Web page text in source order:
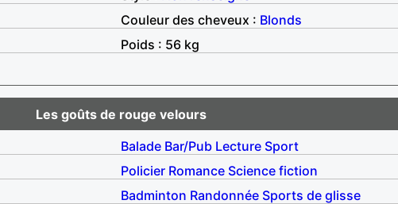
Couleur des cheveux : Blonds
Poids : 56 kg
Les goûts de rouge velours
Balade Bar/Pub Lecture Sport
Policier Romance Science fiction
Badminton Randonnée Sports de glisse